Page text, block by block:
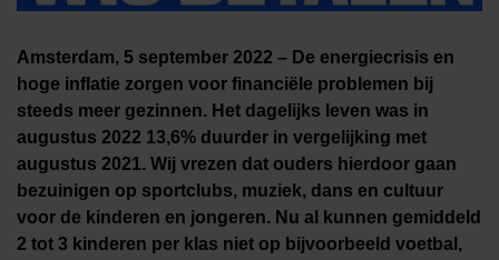
Amsterdam, 5 september 2022 – De energiecrisis en
hoge inflatie zorgen voor financiële problemen bij
steeds meer gezinnen. Het dagelijks leven was in
augustus 2022 13,6% duurder in vergelijking met
augustus 2021. Wij vrezen dat ouders hierdoor gaan
bezuinigen op sportclubs, muziek, dans en cultuur
voor de kinderen en jongeren. Nu al kunnen gemiddeld
2 tot 3 kinderen per klas niet op bijvoorbeeld voetbal,